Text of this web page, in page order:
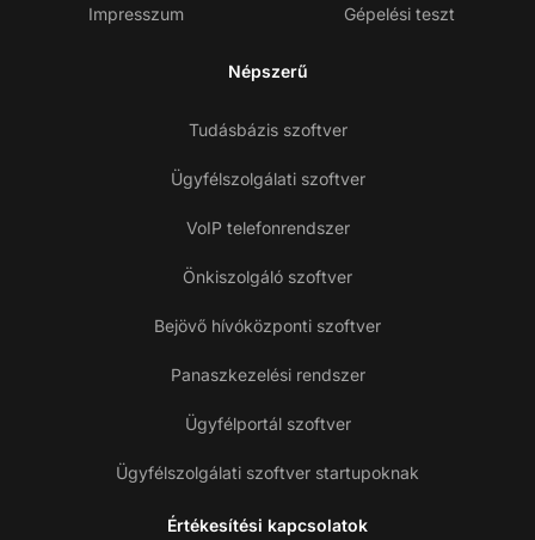
Impresszum Gépelési teszt
Népszerű
Tudásbázis szoftver
Ügyfélszolgálati szoftver
VoIP telefonrendszer
Önkiszolgáló szoftver
Bejövő hívóközponti szoftver
Panaszkezelési rendszer
Ügyfélportál szoftver
Ügyfélszolgálati szoftver startupoknak
Értékesítési kapcsolatok